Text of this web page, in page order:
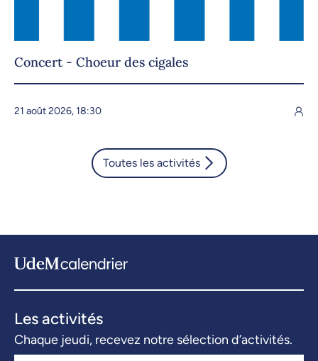
Concert - Choeur des cigales
21 août 2026, 18:30
Toutes les activités
Les activités
Chaque jeudi, recevez notre sélection d’activités.